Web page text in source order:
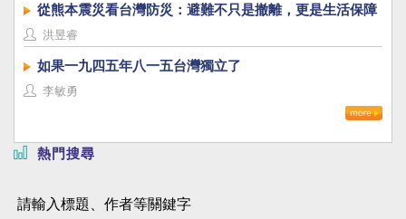
從熊本震災看台灣防災：避難不只是撤離，更是生活保障
洪昱睿
如果一九四五年八一五台灣獨立了
李敏勇
熱門搜尋
請輸入標題、作者等關鍵字